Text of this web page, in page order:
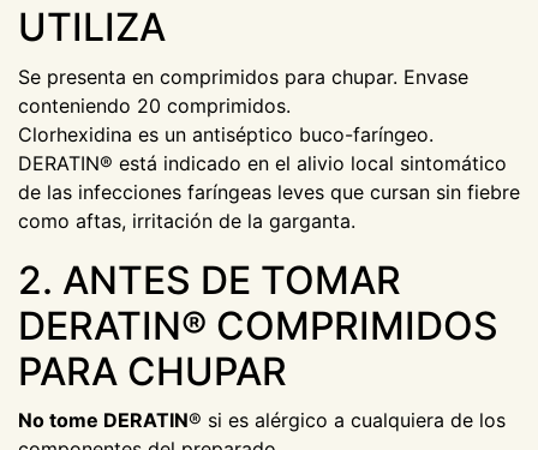
UTILIZA
Se presenta en comprimidos para chupar. Envase
conteniendo 20 comprimidos.
Clorhexidina es un antiséptico buco-faríngeo.
DERATIN® está indicado en el alivio local sintomático
de las infecciones faríngeas leves que cursan sin fiebre
como aftas, irritación de la garganta.
2. ANTES DE TOMAR
DERATIN® COMPRIMIDOS
PARA CHUPAR
No tome DERATIN® si es alérgico a cualquiera de los